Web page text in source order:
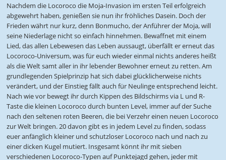
Nachdem die Locoroco die Moja-Invasion im ersten Teil erfolgreich
abgewehrt haben, genießen sie nun ihr fröhliches Dasein. Doch der
Frieden währt nur kurz, denn Bonmucho, der Anführer der Moja, will
seine Niederlage nicht so einfach hinnehmen. Bewaffnet mit einem
Lied, das allen Lebewesen das Leben aussaugt, überfällt er erneut das
Locoroco-Universum, was für euch wieder einmal nichts anderes heißt
als die Welt samt aller in ihr lebender Bewohner erneut zu retten. Am
grundlegenden Spielprinzip hat sich dabei glücklicherweise nichts
verändert, und der Einstieg fällt auch für Neulinge entsprechend leicht.
Nach wie vor bewegt ihr durch Kippen des Bildschirms via L und R-
Taste die kleinen Locoroco durch bunten Level, immer auf der Suche
nach den seltenen roten Beeren, die bei Verzehr einen neuen Locoroco
zur Welt bringen. 20 davon gibt es in jedem Level zu finden, sodass
euer anfänglich kleiner und schutzloser Locoroco nach und nach zu
einer dicken Kugel mutiert. Insgesamt könnt ihr mit sieben
verschiedenen Locoroco-Typen auf Punktejagd gehen, jeder mit